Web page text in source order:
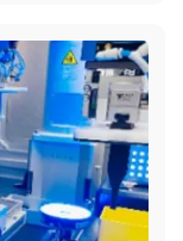
、粉尘吸入等